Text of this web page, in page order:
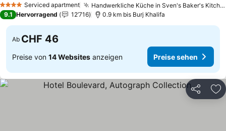
4 Sterne Serviced apartment Handwerkliche Küche in Sven's Baker's Kitchen
9.1 Hervorragend 12’716 0.9 km bis Burj Khalifa
Ab CHF 46
Preise von 14 Websites anzeigen Preise sehen
Teilen